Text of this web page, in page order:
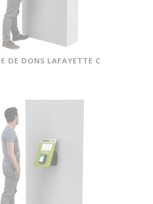
DE DONS LAFAYETTE C